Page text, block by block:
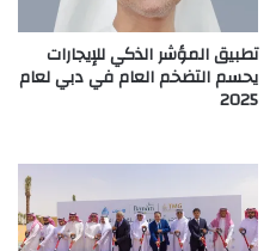
تطبيق المؤشر الذكي للإيجارات
يحسم التضخم العام في دبي لعام
2025